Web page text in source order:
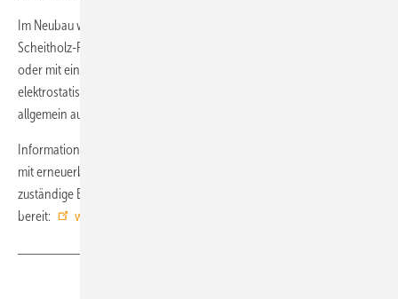
Im Neubau werden innovative Scheitholzvergaserkessel und
Scheitholz-Pellet-Kombikessel gefördert, die mit Brennwerttechnik
oder mit einem sekundären Partikelabscheider (anerkannte
elektrostatische oder filternde Abscheider bzw. Abgaswäscher,
allgemein auch Feinstaubfilter genannt) ausgerüstet sind.
Informationen zur Förderung aus dem Marktanreizprogramm „Heizen
mit erneuerbaren Energien“ stellt das für die Programmumsetzung
zuständige Bundesamt für Wirtschaft und Ausfuhrkontrolle (BAFA)
bereit:
www.bafa.de/ee